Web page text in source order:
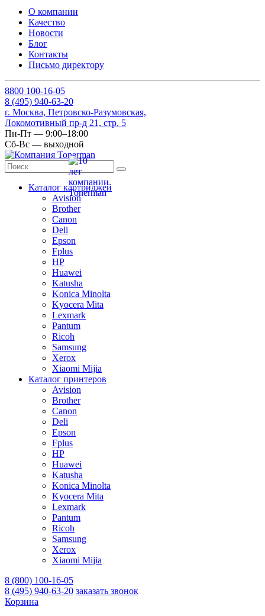
О компании
Качество
Новости
Блог
Контакты
Письмо директору
8800 100-16-05
8 (495) 940-63-20
г. Москва, Петровско-Разумовская,
Локомотивный пр-д 21, стр. 5
Пн-Пт — 9:00–18:00
Сб-Вс — выходной
Каталог картриджей
Avision
Brother
Canon
Deli
Epson
Fplus
HP
Huawei
Katusha
Konica Minolta
Kyocera Mita
Lexmark
Pantum
Ricoh
Samsung
Xerox
Xiaomi Mijia
Каталог принтеров
Avision
Brother
Canon
Deli
Epson
Fplus
HP
Huawei
Katusha
Konica Minolta
Kyocera Mita
Lexmark
Pantum
Ricoh
Samsung
Xerox
Xiaomi Mijia
8 (800) 100-16-05
8 (495) 940-63-20 заказать звонок
Корзина